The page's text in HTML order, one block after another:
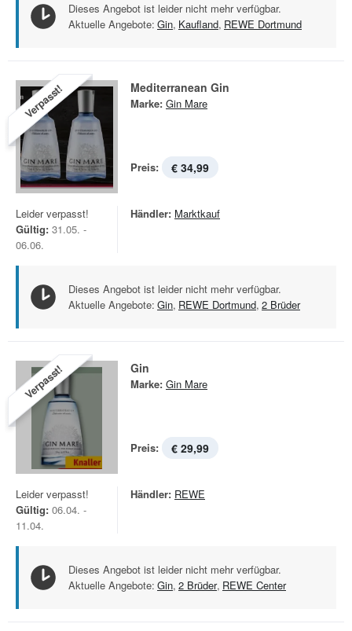
Dieses Angebot ist leider nicht mehr verfügbar.
Aktuelle Angebote: Gin, Kaufland, REWE Dortmund
Verpasst! Mediterranean Gin
Marke: Gin Mare
Preis: € 34,99
Leider verpasst!
Gültig: 31.05. -
06.06.
Händler: Marktkauf
Dieses Angebot ist leider nicht mehr verfügbar.
Aktuelle Angebote: Gin, REWE Dortmund, 2 Brüder
Verpasst! Gin
Marke: Gin Mare
Preis: € 29,99
Leider verpasst!
Gültig: 06.04. -
11.04.
Händler: REWE
Dieses Angebot ist leider nicht mehr verfügbar.
Aktuelle Angebote: Gin, 2 Brüder, REWE Center